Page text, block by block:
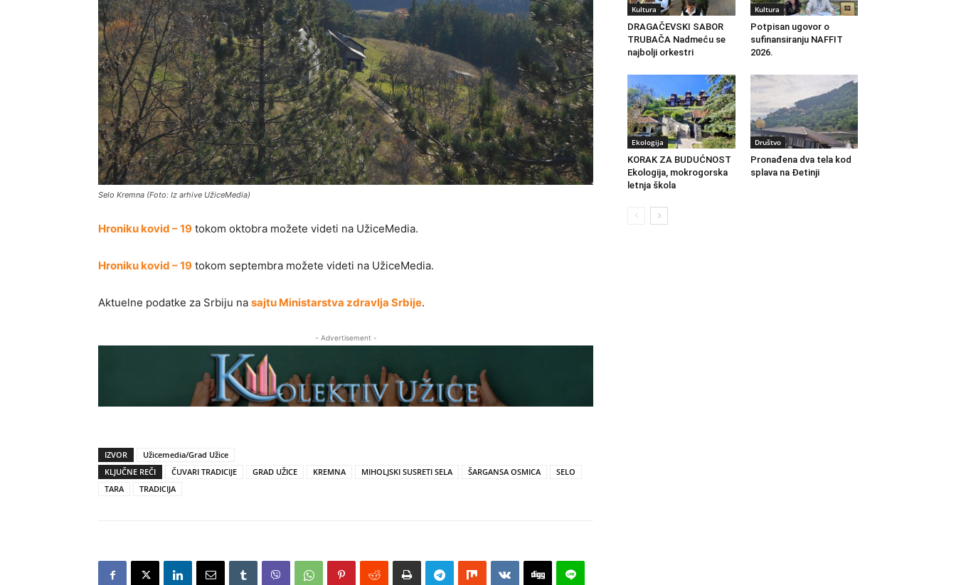
Selo Kremna (Foto: Iz arhive UžiceMedia)
Hroniku kovid – 19 tokom oktobra možete videti na UžiceMedia.
Hroniku kovid – 19 tokom septembra možete videti na UžiceMedia.
Aktuelne podatke za Srbiju na sajtu Ministarstva zdravlja Srbije.
- Advertisement -
IZVOR
Užicemedia/Grad Užice
KLJUČNE REČI
ČUVARI TRADICIJE GRAD UŽICE KREMNA MIHOLJSKI SUSRETI SELA ŠARGANSA OSMICA
SELO
TARA
TRADICIJA
Kultura
DRAGAČEVSKI SABOR
TRUBAČA Nadmeću se
najbolji orkestri
Kultura
Potpisan ugovor o
sufinansiranju NAFFIT
2026.
Ekologija
KORAK ZA BUDUĆNOST
Ekologija, mokrogorska
letnja škola
Društvo
Pronađena dva tela kod
splava na Đetinji